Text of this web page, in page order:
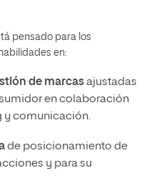
pensado para los
en:
de marcasajustadas
en colaboración
y comunicación.
de posicionamiento de
y para su